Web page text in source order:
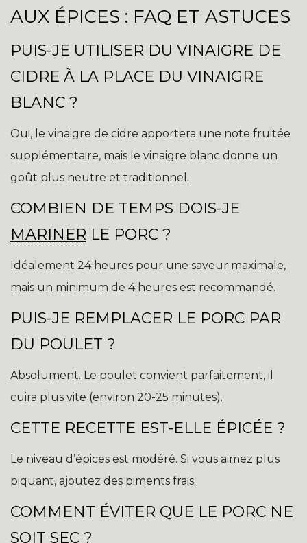
AUX ÉPICES : FAQ ET ASTUCES
PUIS-JE UTILISER DU VINAIGRE DE
CIDRE À LA PLACE DU VINAIGRE
BLANC ?
Oui, le vinaigre de cidre apportera une note fruitée
supplémentaire, mais le vinaigre blanc donne un
goût plus neutre et traditionnel.
COMBIEN DE TEMPS DOIS-JE
MARINER LE PORC ?
Idéalement 24 heures pour une saveur maximale,
mais un minimum de 4 heures est recommandé.
PUIS-JE REMPLACER LE PORC PAR
DU POULET ?
Absolument. Le poulet convient parfaitement, il
cuira plus vite (environ 20-25 minutes).
CETTE RECETTE EST-ELLE ÉPICÉE ?
Le niveau d’épices est modéré. Si vous aimez plus
piquant, ajoutez des piments frais.
COMMENT ÉVITER QUE LE PORC NE
SOIT SEC ?